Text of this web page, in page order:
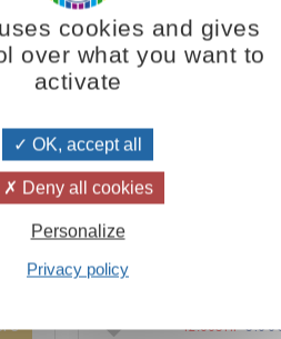
Combien les humains
s’imaginent que pour
Non, pour s’enrichir, il
12.00CHF
cookies and gives
over what you want to
activate
OK, accept all
Deny all cookies
Personalize
Privacy policy